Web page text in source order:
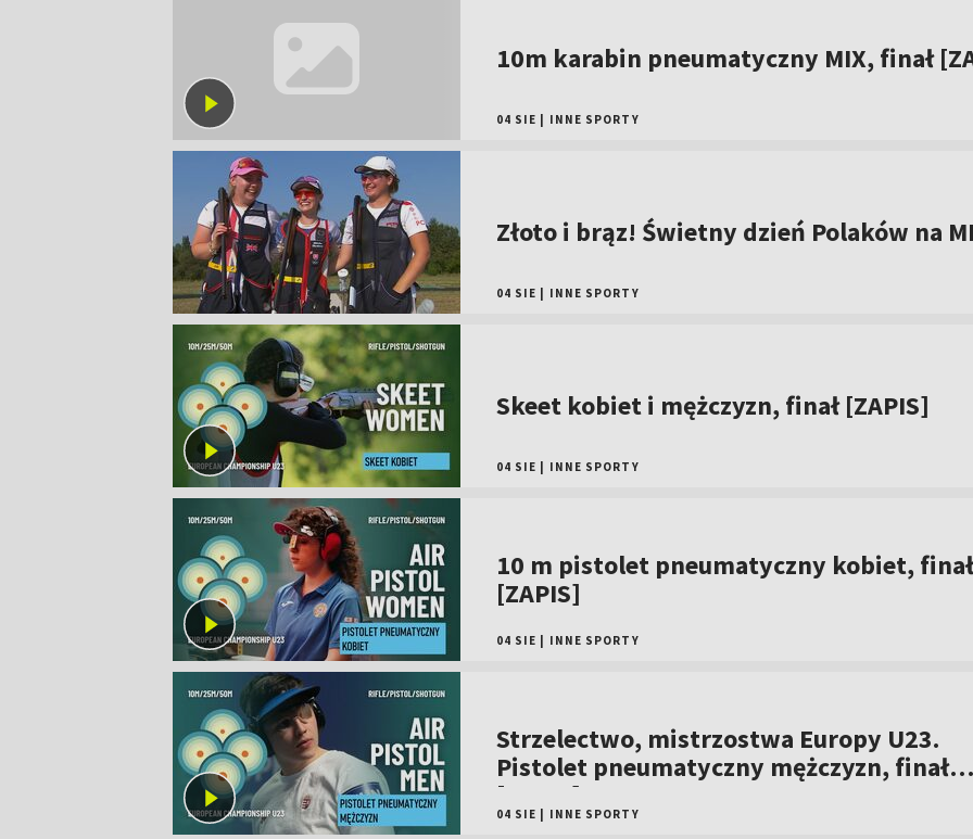
10m karabin pneumatyczny MIX, finał
04 SIE INNE SPORTY
Złoto i brąz! Świetny dzień Polaków na
04 SIE INNE SPORTY
Skeet kobiet i mężczyzn, finał [ZAPIS]
04 SIE INNE SPORTY
10 m pistolet pneumatyczny kobiet, finał
[ZAPIS]
04 SIE INNE SPORTY
Strzelectwo, mistrzostwa Europy U23.
Pistolet pneumatyczny mężczyzn, finał
[ZAPIS]
04 SIE INNE SPORTY